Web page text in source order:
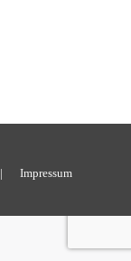
| Impressum